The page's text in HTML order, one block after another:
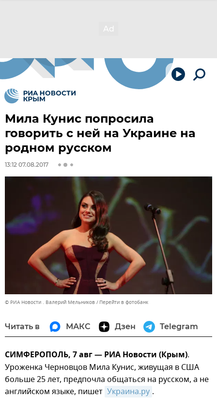
Мила Кунис попросила
говорить с ней на Украине на
родном русском
13:12 07.08.2017
© РИА Новости . Валерий Мельников Перейти в фотобанк
Читать в МАКС Дзен Telegram
СИМФЕРОПОЛЬ, 7 авг — РИА Новости (Крым).
Уроженка Черновцов Мила Кунис, живущая в США
больше 25 лет, предпочла общаться на русском, а не
английском языке, пишет Украина.ру .